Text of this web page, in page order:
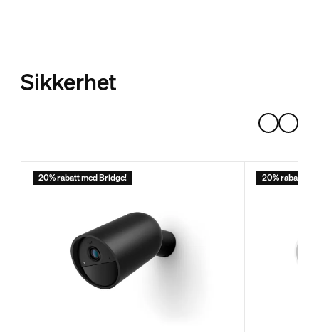
Sikkerhet
20% rabatt med Bridge! 20% rabatt